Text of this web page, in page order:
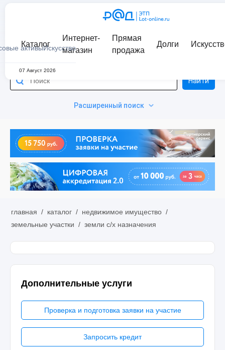
активыИскусство
Каталог
Интернет-
магазин
Прямая
продажа
Долги
07 Август 2026
Расширенный поиск
Найти
главная / каталог / недвижимое имущество /
земельные участки / земли с/х назначения
Дополнительные услуги
Проверка и подготовка заявки на участие
Запросить кредит